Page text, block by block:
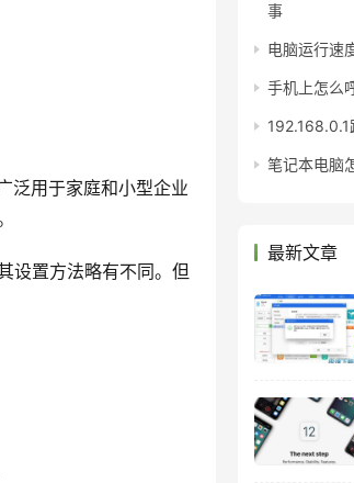
泛用于家庭和小型企业
设置方法略有不同。但
事
电脑运行速
手机上怎么
192.168.0.1
笔记本电脑
最新文章